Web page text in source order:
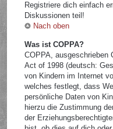
Registriere dich einfach
Diskussionen teil!
Nach oben
Was ist COPPA?
COPPA, ausgeschrieben
Act of 1998 (deutsch:
von Kindern im Internet
welches festlegt, dass
persönliche Daten von
hierzu die Zustimmung
der